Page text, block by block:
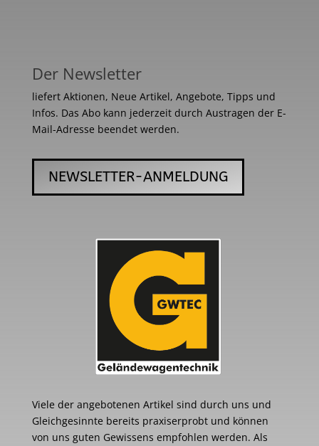
Der Newsletter
liefert Aktionen, Neue Artikel, Angebote, Tipps und
Infos. Das Abo kann jederzeit durch Austragen der E-
Mail-Adresse beendet werden.
NEWSLETTER-ANMELDUNG
Viele der angebotenen Artikel sind durch uns und
Gleichgesinnte bereits praxiserprobt und können
von uns guten Gewissens empfohlen werden. Als